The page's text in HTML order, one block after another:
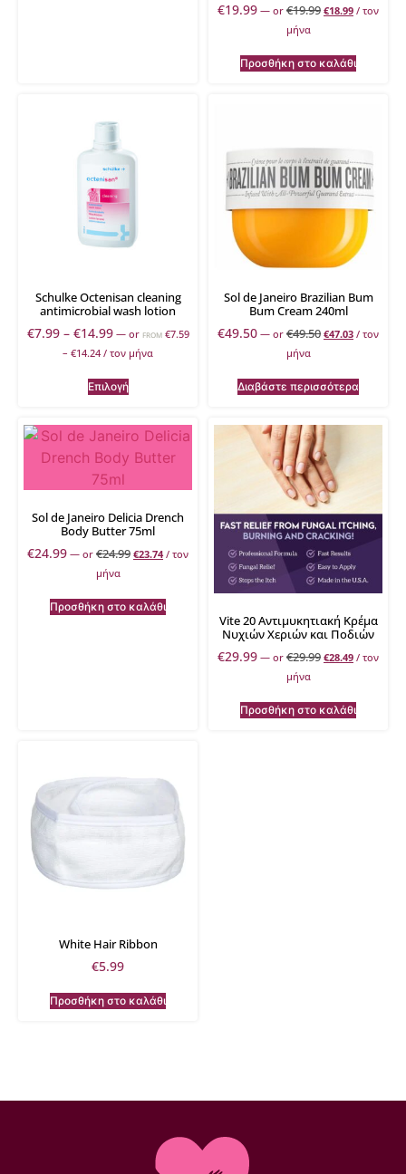
€19.99 — or €19.99 €18.99 / τον
μήνα
Προσθήκη στο καλάθι
Schulke Octenisan cleaning
antimicrobial wash lotion
€7.99 – €14.99 —or FROM €7.59
– €14.24 / τον μήνα
Επιλογή
Sol de Janeiro Brazilian Bum
Bum Cream 240ml
€49.50 — or €49.50 €47.03 / τον
μήνα
Διαβάστε περισσότερα
Sol de Janeiro Delicia Drench
Body Butter 75ml
€24.99 — or €24.99 €23.74 / τον
μήνα
Προσθήκη στο καλάθι
Vite 20 Αντιμυκητιακή Κρέμα
Νυχιών Χεριών και Ποδιών
€29.99 — or €29.99 €28.49 / τον
μήνα
Προσθήκη στο καλάθι
White Hair Ribbon
€5.99
Προσθήκη στο καλάθι